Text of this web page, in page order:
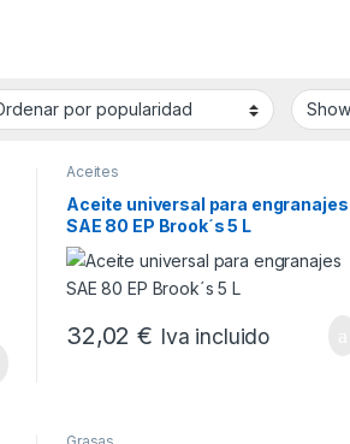
Aceites
Aceite universal para engranajes
SAE 80 EP Brook´s 5 L
32,02€ Iva incluido